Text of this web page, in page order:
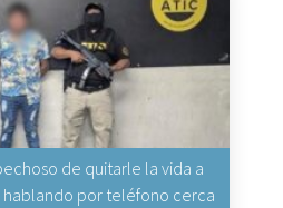
de quitarle la vida a
por teléfono cerca